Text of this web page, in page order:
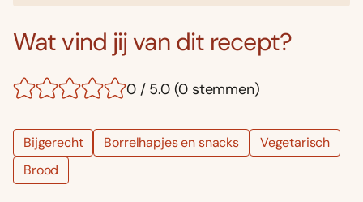
Wat vind jij van dit recept?
0 / 5.0 (0 stemmen)
Bijgerecht Borrelhapjes en snacks
Vegetarisch
Brood